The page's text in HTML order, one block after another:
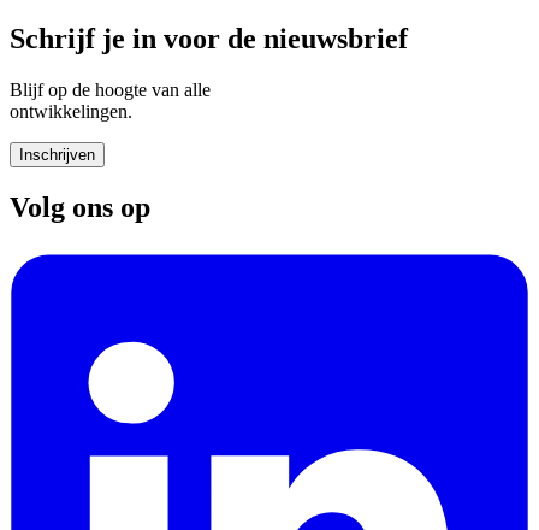
Schrijf je in voor de nieuwsbrief
Blijf op de hoogte van alle
ontwikkelingen.
Inschrijven
Volg ons op